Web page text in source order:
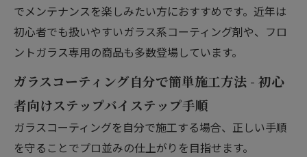
でメンテナンスを楽しみたい方におすすめです。近年は
初心者でも扱いやすいガラス系コーティング剤や、フロ
ントガラス専用の商品も多数登場しています。
ガラスコーティング自分で簡単施工方法 - 初心
者向けステップバイステップ手順
ガラスコーティングを自分で施工する場合、正しい手順
を守ることでプロ並みの仕上がりを目指せます。